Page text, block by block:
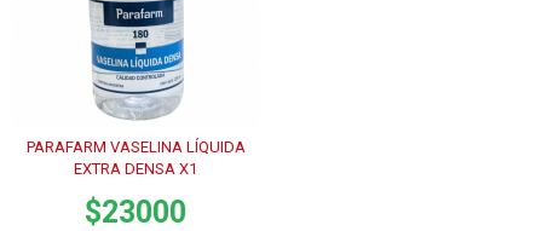
PARAFARM VASELINA LÍQUIDA
EXTRA DENSA X1
$23000